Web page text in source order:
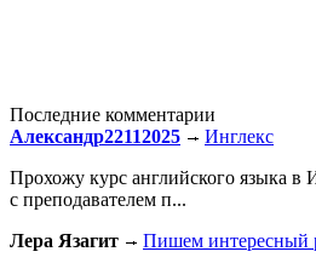
Последние комментарии
Александр22112025
Инглекс
Прохожу курс английского языка в
с преподавателем п...
Лера Язагит
Пишем интересный